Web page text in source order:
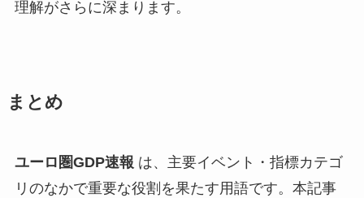
理解がさらに深まります。
まとめ
ユーロ圏GDP速報 は、主要イベント・指標カテゴ
リのなかで重要な役割を果たす用語です。本記事